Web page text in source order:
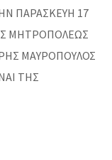
ΠΑΡΑΣΚΕΥΗ 17
ΜΗΤΡΟΠΟΛΕΩΣ
ΜΑΥΡΟΠΟΥΛΟΣ
ΤΗΣ